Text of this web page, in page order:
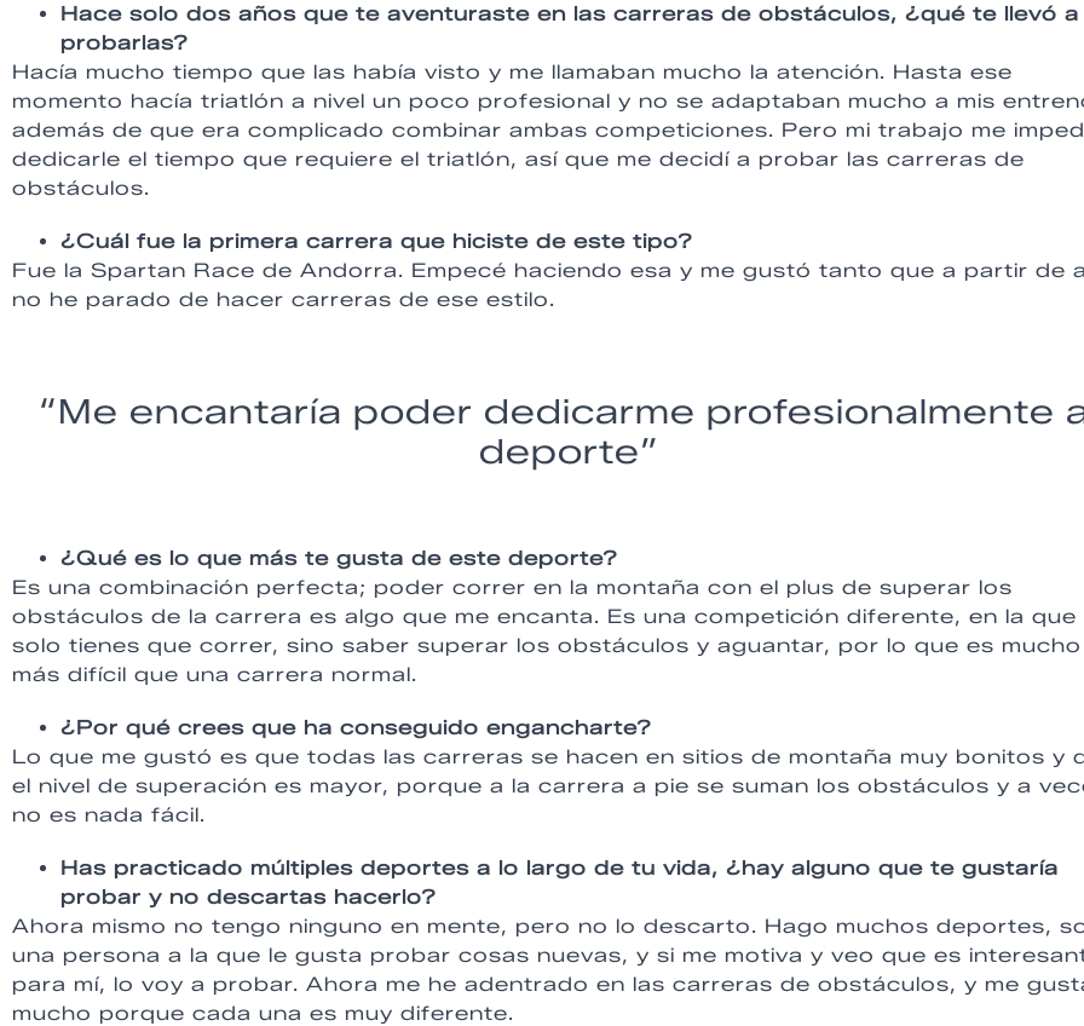
Hace solo dos años que te aventuraste en las carreras de obstáculos, ¿qué te llevó a
probarlas?
Hacía mucho tiempo que las había visto y me llamaban mucho la atención. Hasta ese
momento hacía triatlón a nivel un poco profesional y no se adaptaban mucho a mis
además de que era complicado combinar ambas competiciones. Pero mi trabajo me
dedicarle el tiempo que requiere el triatlón, así que me decidí a probar las carreras de
obstáculos.
¿Cuál fue la primera carrera que hiciste de este tipo?
Fue la Spartan Race de Andorra. Empecé haciendo esa y me gustó tanto que a partir de
no he parado de hacer carreras de ese estilo.
“Me encantaría poder dedicarme profesionalmente
deporte”
¿Qué es lo que más te gusta de este deporte?
Es una combinación perfecta; poder correr en la montaña con el plus de superar los
obstáculos de la carrera es algo que me encanta. Es una competición diferente, en la que
solo tienes que correr, sino saber superar los obstáculos y aguantar, por lo que es mucho
más difícil que una carrera normal.
¿Por qué crees que ha conseguido engancharte?
Lo que me gustó es que todas las carreras se hacen en sitios de montaña muy bonitos y
el nivel de superación es mayor, porque a la carrera a pie se suman los obstáculos y a
no es nada fácil.
Has practicado múltiples deportes a lo largo de tu vida, ¿hay alguno que te gustaría
probar y no descartas hacerlo?
Ahora mismo no tengo ninguno en mente, pero no lo descarto. Hago muchos deportes,
una persona a la que le gusta probar cosas nuevas, y si me motiva y veo que es
para mí, lo voy a probar. Ahora me he adentrado en las carreras de obstáculos, y me
mucho porque cada una es muy diferente.